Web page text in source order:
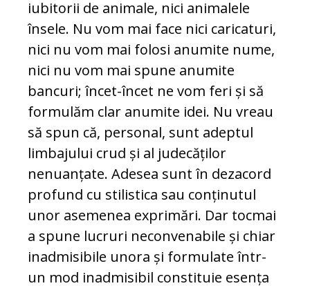
iubitorii de animale, nici ani­malele
însele. Nu vom mai face nici ca­ricaturi,
nici nu vom mai folosi anu­mite nume,
nici nu vom mai spune anumite
bancuri; încet-încet ne vom feri și să
formulăm clar anumite idei. Nu vreau
să spun că, personal, sunt adep­tul
limbajului crud și al jude­că­ților
nenuanțate. Adesea sunt în de­za­cord
profund cu stilistica sau con­ți­nu­tul
unor asemenea exprimări. Dar toc­mai
a spune lucruri neconvenabile și chiar
inadmisibile unora și formulate într-
un mod inadmisibil constituie esen­ța